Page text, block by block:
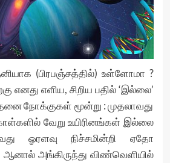
(பிரபஞ்சத்தில்) உள்ளோமா ?
எனது எளிய, சிறிய பதில் ‘இல்லை’
நோக்குகள் மூன்று : முதலாவது
வேறு உயிரினங்கள் இல்லை
ஓரளவு நிச்சமின்றி ஏதோ
ஆனால் அங்கிருந்து விண்வெளியில்